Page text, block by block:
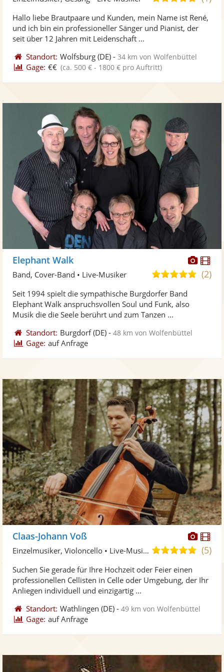
Fotos
5
Hallo liebe Brautpaare und Kunden, mein Name ist René,
und ich bin ein professioneller Sänger und Pianist, der
seit über 12 Jahren mit Leidenschaft ...
Standort: Wolfsburg (DE) -34 km von Wolfenbüttel
Gage: €€ (ca. 500 € - 1800 € pro Auftritt)
Elephant Walk
5,0(2)
Band, Cover-Band • Live-Musiker
Seit 1994 spielt die sympathische Burgdorfer Band
Elephant Walk anspruchsvollen Soul und Funk, also
Musik die die Seele berührt und zum Tanzen ...
Standort: Burgdorf(DE) -48 km von Wolfenbüttel
Gage: auf Anfrage
Claas-Johann Voß
5,0(5)
Einzelmusiker, Violoncello • Live-Musiker
Suchen Sie gerade für Ihre Hochzeit oder Feier einen
professionellen Cellisten in Celle oder Umgebung, der Ihr
Anliegen individuell und einzigartig ...
Standort: Wathlingen (DE) -49 km von Wolfenbüttel
Gage: auf Anfrage